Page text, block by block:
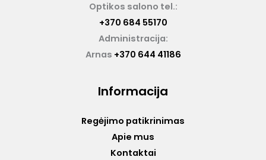
Optikos salono tel.:
+370 684 55170
Administracija:
Arnas +370 644 41186
Informacija
Regėjimo patikrinimas
Apie mus
Kontaktai